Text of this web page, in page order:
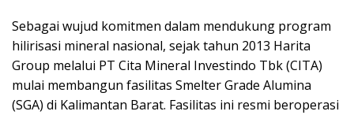
Sebagai wujud komitmen dalam mendukung program
hilirisasi mineral nasional, sejak tahun 2013 Harita
Group melalui PT Cita Mineral Investindo Tbk (CITA)
mulai membangun fasilitas Smelter Grade Alumina
(SGA) di Kalimantan Barat. Fasilitas ini resmi beroperasi